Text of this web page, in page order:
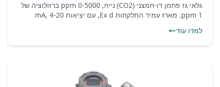
גלאי גז פחמן דו-חמצני (CO2) נייח, 0-5000 ppm ברזולוציה של
1 ppm. מארז עמיד התלקחות Ex d, עם יציאות 4-20 mA,
למדו עוד